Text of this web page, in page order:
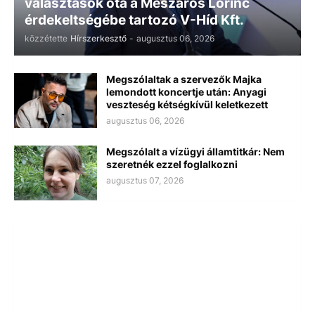
érdekeltségébe tartozó V-Híd Kft.
közzétette Hírszerkesztő - augusztus 06, 2026
Megszólaltak a szervezők Majka
lemondott koncertje után: Anyagi
veszteség kétségkívül keletkezett
augusztus 06, 2026
Megszólalt a vízügyi államtitkár: Nem
szeretnék ezzel foglalkozni
augusztus 07, 2026